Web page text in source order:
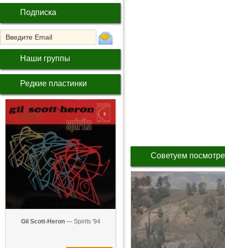
Подписка
Наши группы
Редкие пластинки
Gil Scott-Heron— Spirits '94
Советуем